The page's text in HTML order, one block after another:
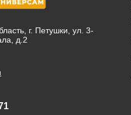
г. Петушки, ул. 3-
д.2